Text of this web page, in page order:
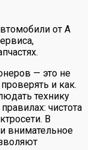
от А
— это не
и как.
технику
чистота
В
внимательное